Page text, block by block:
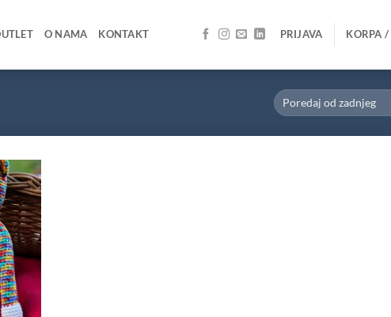
O NAMA KONTAKT PRIJAVA KORPA /
Add to
wishlist